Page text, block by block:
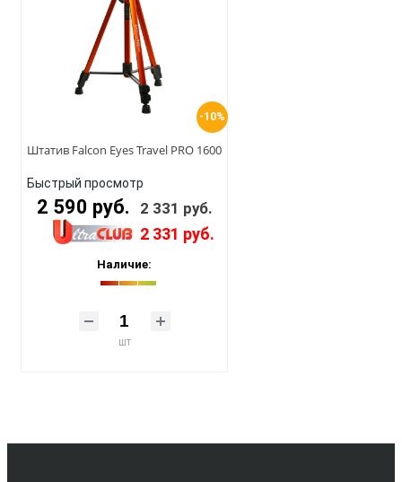
-10%
Штатив Falcon Eyes Travel PRO 1600
Быстрый просмотр
2 590 руб. 2 331 руб.
2 331 руб.
Наличие:
шт